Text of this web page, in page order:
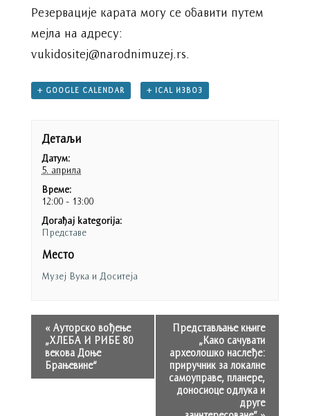
Резервације карата могу се обавити путем
мејла на адресу:
vukidositej@narodnimuzej.rs.
+ GOOGLE CALENDAR + ICAL ИЗВОЗ
Детаљи
Датум:
5. априла
Време:
12:00 - 13:00
Догађај kategorija:
Представе
Место
Музеј Вука и Доситеја
«Ауторско вођење
„ХЛЕБА И РИБЕ 80
векова Доње
Брањевине“
Представљање књиге
„Како сачувати
археолошко наслеђе:
приручник за локалне
самоуправе, планере,
доносиоце одлука и
друге